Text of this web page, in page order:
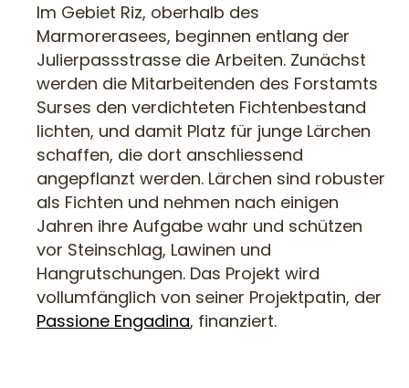
Im Gebiet Riz, oberhalb des
Marmorerasees, beginnen entlang der
Julierpassstrasse die Arbeiten. Zunächst
werden die Mitarbeitenden des Forstamts
Surses den verdichteten Fichtenbestand
lichten, und damit Platz für junge Lärchen
schaffen, die dort anschliessend
angepflanzt werden. Lärchen sind robuster
als Fichten und nehmen nach einigen
Jahren ihre Aufgabe wahr und schützen
vor Steinschlag, Lawinen und
Hangrutschungen. Das Projekt wird
vollumfänglich von seiner Projektpatin, der
Passione Engadina, finanziert.